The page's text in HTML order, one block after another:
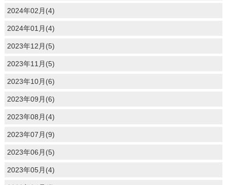
2024年02月(4)
2024年01月(4)
2023年12月(5)
2023年11月(5)
2023年10月(6)
2023年09月(6)
2023年08月(4)
2023年07月(9)
2023年06月(5)
2023年05月(4)